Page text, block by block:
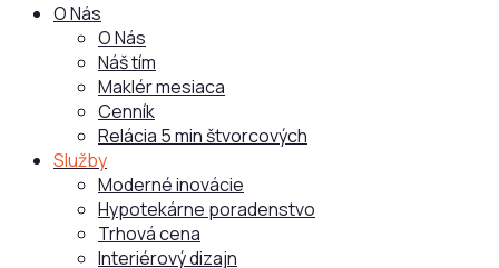
O Nás
O Nás
Náš tím
Maklér mesiaca
Cenník
Relácia 5 min štvorcových
Služby
Moderné inovácie
Hypotekárne poradenstvo
Trhová cena
Interiérový dizajn